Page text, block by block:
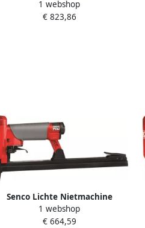
SFT10XP C Auto 6S2121N
1 webshop
€ 823,86
Senco Lichte Nietmachine
SFT10XP-DL | C TF D L Magazijn
6S2221N
1 webshop
€ 664,59